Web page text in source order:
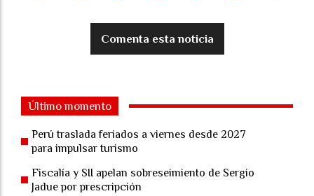
Comenta esta noticia
Último momento
Perú traslada feriados a viernes desde 2027
para impulsar turismo
Fiscalía y SII apelan sobreseimiento de Sergio
Jadue por prescripción